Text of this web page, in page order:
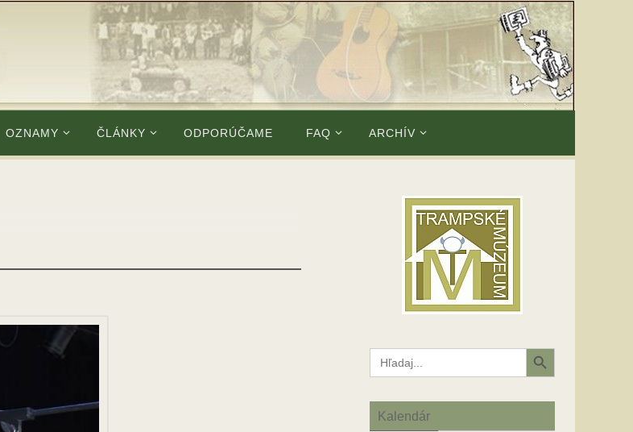
OZNAMY ČLÁNKY ODPORÚČAME FAQ ARCHÍV
Search
for:
Search Button
Kalendár